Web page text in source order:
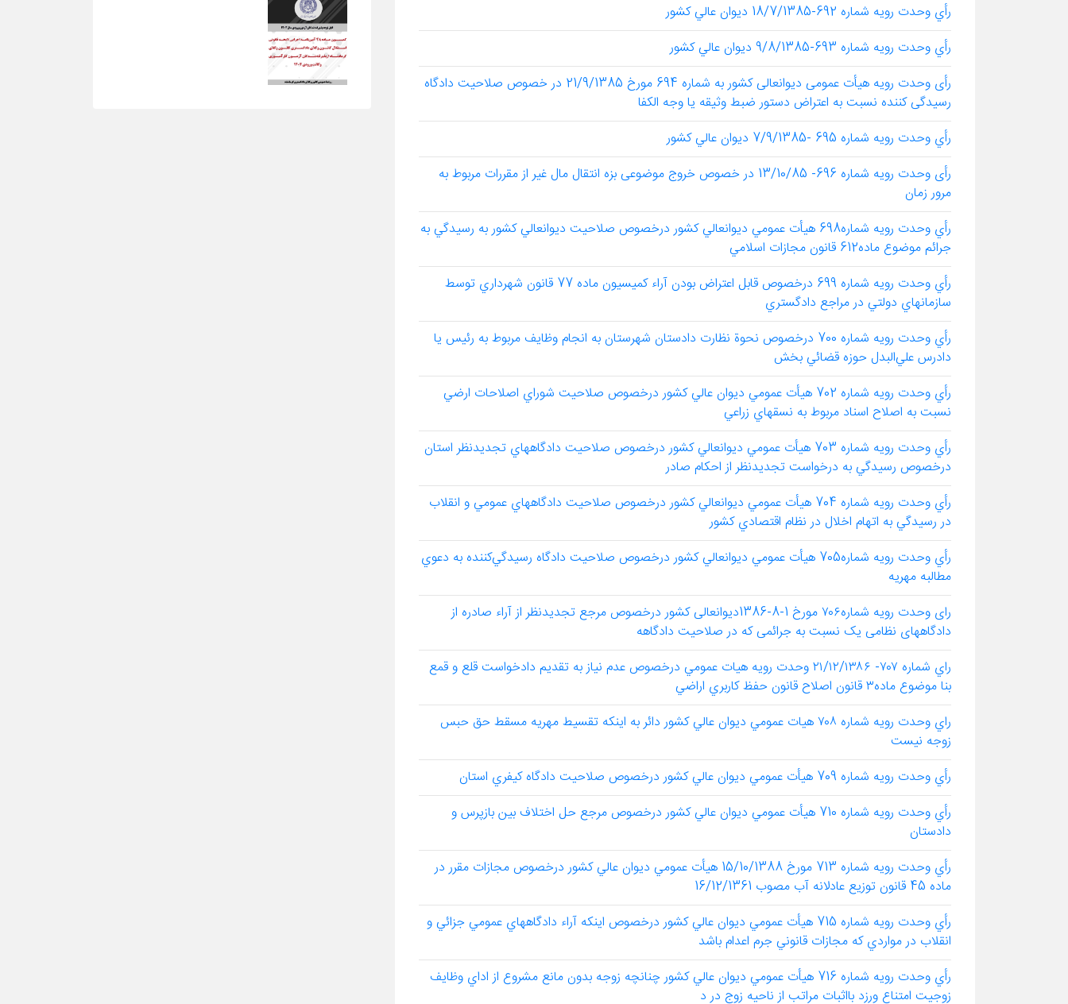
رأي وحدت رويه شماره 692-18/7/1385 ديوان عالي كشور
رأي وحدت رويه شماره 693-9/8/1385 ديوان عالي كشور
رأی وحدت رویه هیأت عمومی دیوانعالی کشور به شماره 694 مورخ 21/9/1385 در خصوص صلاحیت دادگاه
رسیدگی کننده نسبت به اعتراض دستور ضبط وثیقه یا وجه الکفا
رأي وحدت رويه شماره 695 -7/9/1385 ديوان عالي كشور
رأی وحدت رویه شماره 696- 13/10/85 در خصوص خروج موضوعی بزه انتقال مال غیر از مقررات مربوط به
مرور زمان
رأي وحدت رويه شماره698 هيأت عمومي ديوانعالي كشور درخصوص صلاحيت ديوانعالي كشور به رسيدگي به
جرائم موضوع ماده612 قانون مجازات اسلامي
رأي وحدت رويه شماره 699 درخصوص قابل اعتراض بودن آراء كميسيون ماده 77 قانون شهرداري توسط
سازمانهاي دولتي در مراجع دادگستري
رأي وحدت رويه شماره 700 درخصوص نحوة نظارت دادستان شهرستان به انجام وظايف مربوط به رئيس يا
دادرس علي‌البدل حوزه قضائي بخش
رأي وحدت رويه شماره 702 هيأت عمومي ديوان عالي كشور درخصوص صلاحيت شوراي‏‏ اصلاحات ارضي
نسبت به اصلاح اسناد مربوط به نسقهاي زراعي
رأي وحدت رويه شماره 703 هيأت عمومي ديوانعالي كشور درخصوص صلاحيت دادگاههاي تجديدنظر استان‏‏
درخصوص رسيدگي به درخواست تجديدنظر از احكام صادر
رأي وحدت رويه شماره 704 هيأت عمومي ديوانعالي كشور درخصوص صلاحيت دادگاههاي عمومي و انقلاب
در رسيدگي به اتهام اخلال در نظام اقتصادي كشور
رأي وحدت رويه شماره705 هيأت عمومي ديوانعالي كشور درخصوص صلاحيت دادگاه رسيدگي‌كننده به دعوي
مطالبه مهريه
رای وحدت رویه شماره۷۰۶ مورخ 1-8-1386دیوانعالی کشور درخصوص مرجع تجدیدنظر از آراء صادره از
دادگاههای نظامی یک نسبت به جرائمی که در صلاحیت دادگاهه
راي شماره ۷۰۷- ۲۱/۱۲/۱۳۸۶ وحدت رويه هيات عمومي درخصوص عدم نياز به تقديم دادخواست قلع و قمع
بنا موضوع ماده۳ قانون اصلاح قانون حفظ كاربري اراضي
راي وحدت رويه شماره ۷۰۸ هيات عمومي ديوان عالي كشور دائر به اينكه تقسيط مهريه مسقط حق حبس
زوجه نيست
رأي وحدت رويه شماره 709 هيأت عمومي ديوان عالي كشور درخصوص صلاحيت دادگاه كيفري استان
رأي وحدت رويه شماره 710 هيأت عمومي ديوان عالي كشور درخصوص مرجع حل اختلاف بين بازپرس و
دادستان
رأي وحدت رويه شماره 713 مورخ 15/10/1388 هيأت عمومي ديوان عالي كشور درخصوص مجازات مقرر در
ماده 45 قانون توزيع عادلانه آب مصوب 16/12/1361
رأي وحدت رويه شماره 715 هيأت عمومي ديوان عالي كشور درخصوص اينكه آراء دادگاههاي عمومي جزائي و
انقلاب در مواردي كه مجازات قانوني جرم اعدام باشد
رأي وحدت رويه شماره 716 هيأت عمومي ديوان عالي كشور چنانچه زوجه بدون مانع مشروع از اداي وظايف
زوجيت امتناع ورزد بااثبات مراتب از ناحيه زوج در د